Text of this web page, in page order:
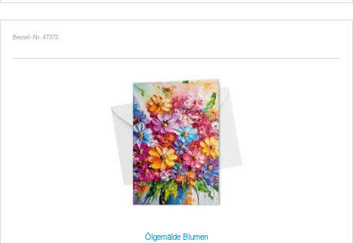
Bestell-Nr. 47372
Ölgemälde Blumen